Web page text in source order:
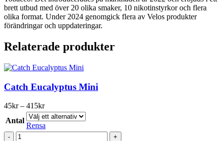
brett utbud med över 20 olika smaker, 10 nikotinstyrkor och flera
olika format. Under 2024 genomgick flera av Velos produkter
förändringar och uppdateringar.
Relaterade produkter
Catch Eucalyptus Mini
45kr – 415krPrisintervall:
45kr
till
415kr
Antal
Rensa
Catch